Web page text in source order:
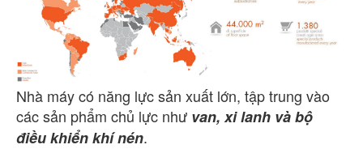
Nhà máy có năng lực sản xuất lớn, tập trung vào
các sản phẩm chủ lực như van, xi lanh và bộ
điều khiển khí nén.